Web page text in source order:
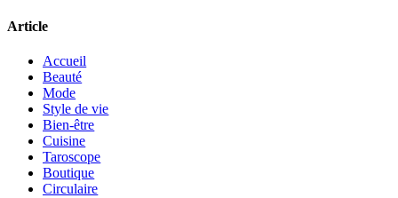
Article
Accueil
Beauté
Mode
Style de vie
Bien-être
Cuisine
Taroscope
Boutique
Circulaire